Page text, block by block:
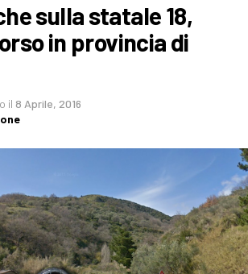
sulla statale 18,
in provincia di
il 8 Aprile, 2016